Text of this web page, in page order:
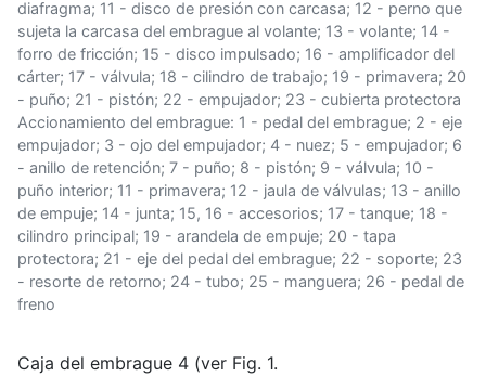
diafragma; 11 - disco de presión con carcasa; 12 - perno que
sujeta la carcasa del embrague al volante; 13 - volante; 14 -
forro de fricción; 15 - disco impulsado; 16 - amplificador del
cárter; 17 - válvula; 18 - cilindro de trabajo; 19 - primavera; 20
- puño; 21 - pistón; 22 - empujador; 23 - cubierta protectora
Accionamiento del embrague: 1 - pedal del embrague; 2 - eje
empujador; 3 - ojo del empujador; 4 - nuez; 5 - empujador; 6
- anillo de retención; 7 - puño; 8 - pistón; 9 - válvula; 10 -
puño interior; 11 - primavera; 12 - jaula de válvulas; 13 - anillo
de empuje; 14 - junta; 15, 16 - accesorios; 17 - tanque; 18 -
cilindro principal; 19 - arandela de empuje; 20 - tapa
protectora; 21 - eje del pedal del embrague; 22 - soporte; 23
- resorte de retorno; 24 - tubo; 25 - manguera; 26 - pedal de
freno
Caja del embrague 4 (ver Fig. 1.